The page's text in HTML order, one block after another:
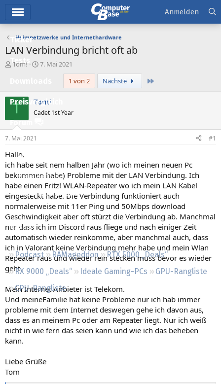
Ticker
Tests
Preisvergleich
Forum
Aktuelles
Empfohlene Inhalte
Neue Beiträge
Neueste Aktivitäten
Leserartikel
Regeln
Podcast RAMageddon
RTX 5000 „Deals“
RX 9000 „Deals“
Ideale Gaming-PCs
GPU-Rangliste
CPU-Rangliste
Anmelden
Heimnetzwerke und Internethardware
LAN Verbindung bricht oft ab
E
e
e
r
Tom!
E
e
l
m
7. Mai 2021
1 von 2
Nächste
T Tom!
Cadet 1st Year
7. Mai 2021 #1
Hallo,
ich habe seit nem halben Jahr (wo ich meinen neuen Pc
bekommen habe) Probleme mit der LAN Verbindung. Ich
habe einen Fritz! WLAN-Repeater wo ich mein LAN Kabel
eingesteckt habe. Die Verbindung funktioniert auch
normalerweise mit 11er Ping und 50Mbps download
Geschwindigkeit aber oft stürzt die Verbindung ab. Manchmal
nur dass ich im Discord raus fliege und nach einiger Zeit
automatisch wieder reinkomme, aber manchmal auch, dass
ich in Valorant keine Verbindung mehr habe und mein Wlan
Repeater raus und wieder rein stecken muss bevor es wieder
geht.
Mein Internet Anbieter ist Telekom.
Und meineFamilie hat keine Probleme nur ich hab immer
probleme mit dem Internet deswegen gehe ich davon aus,
dass es an meinem Pc oder am Repeater liegt. Nur ich weiß
nicht in wie fern das seien kann und wie ich das beheben
kann.
Liebe Grüße
Tom